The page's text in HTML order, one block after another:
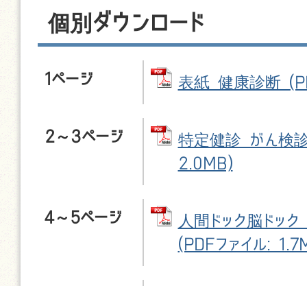
個別ダウンロード
1ページ 表紙 健康診断
2～3ページ
特定健診 がん検
2.0MB)
4～5ページ
人間ドック脳ドッ
(PDFファイル: